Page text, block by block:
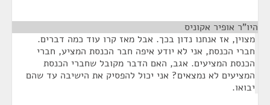
היו"ר אופיר אקוניס
מצוין, אז אנחנו נדון בכך. אבל מאז קרו עוד כמה דברים.
חברי הכנסת, אני לא יודע איפה חבר הכנסת המציע, חברי
הכנסת המציעים. אגב, האם הדבר מקובל שחברי הכנסת
המציעים לא נמצאים? אני יכול להפסיק את הישיבה עד שהם
יבואו.